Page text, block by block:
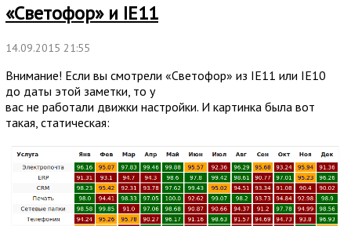
«Светофор» и IE11
14.09.2015 21:55
Внимание! Если вы смотрели «Светофор» из IE11 или IE10
до даты этой заметки, то у
вас не работали движки настройки. И картинка была вот
такая, статическая: